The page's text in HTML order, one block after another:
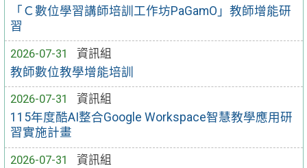
「Ｃ數位學習講師培訓工作坊PaGamO」教師增能研
習
2026-07-31
資訊組
教師數位教學增能培訓
2026-07-31
資訊組
115年度酷AI整合Google Workspace智慧教學應用研
習實施計畫
2026-07-31
資訊組